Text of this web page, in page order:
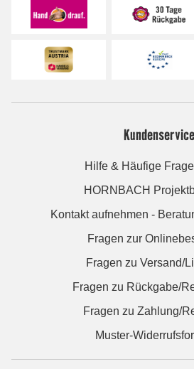
Kundenservice
Hilfe & Häufige
HORNBACH
Kontakt aufnehmen -
Fragen zur
Fragen zu Versand/
Fragen zu Rückgabe/
Fragen zu Zahlung/
Muster-